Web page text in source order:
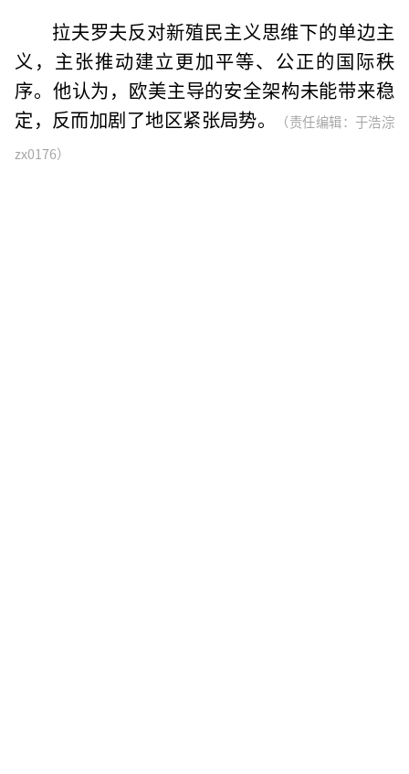
拉夫罗夫反对新殖民主义思维下的单边主
义，主张推动建立更加平等、公正的国际秩
序。他认为，欧美主导的安全架构未能带来稳
定，反而加剧了地区紧张局势。
（责任编辑：于浩淙
zx0176）